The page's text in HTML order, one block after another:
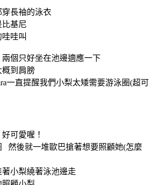
長袖的泳衣
基尼
哇叫
個只好坐在池邊適應一下
概到肩膀
一直提醒我們小梨太矮需要游泳圈(超可
可愛喔！
然後就一堆歐巴搶著想要照顧她(怎麼
小梨繞著泳池邊走